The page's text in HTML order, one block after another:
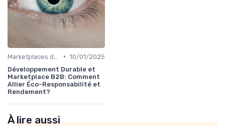
• 10/01/2025
Développement Durable et
Marketplace B2B: Comment
Allier Éco-Responsabilité et
Rendement?
À lire aussi